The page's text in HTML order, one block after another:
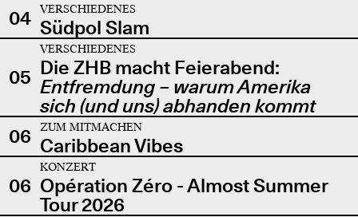
04 VERSCHIEDENES
Südpol Slam
05
VERSCHIEDENES
Die ZHB macht Feierabend:
Entfremdung – warum Amerika
sich (und uns) abhanden kommt
06
ZUM MITMACHEN
Caribbean Vibes
06
KONZERT
Opération Zéro - Almost Summer
Tour 2026